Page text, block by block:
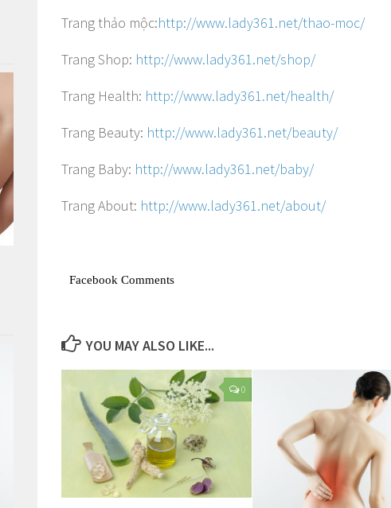
Trang thảo mộc:http://www.lady361.net/thao-moc/
Trang Shop: http://www.lady361.net/shop/
Trang Health: http://www.lady361.net/health/
Trang Beauty: http://www.lady361.net/beauty/
Trang Baby: http://www.lady361.net/baby/
Trang About: http://www.lady361.net/about/
Facebook Comments
YOU MAY ALSO LIKE...
0